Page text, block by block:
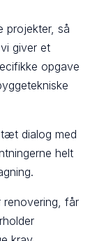
projekter, så
giver et
opgave
dialog med
helt
renovering, får